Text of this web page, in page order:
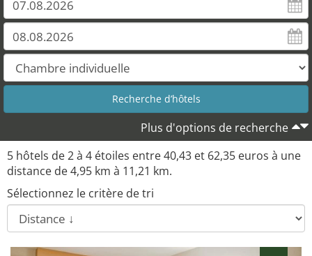
Plus d'options de recherche
5 hôtels de2à 4 étoiles entre40,43 et 62,35 euros à une
distance de4,95 km à 11,21 km.
Sélectionnez le critère de tri